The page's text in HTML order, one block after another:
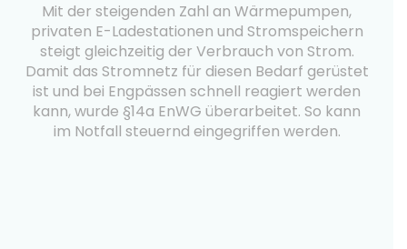
Mit der steigenden Zahl an Wärmepumpen,
privaten E-Ladestationen und Stromspeichern
steigt gleichzeitig der Verbrauch von Strom.
Damit das Stromnetz für diesen Bedarf gerüstet
ist und bei Engpässen schnell reagiert werden
kann, wurde §14a EnWG überarbeitet. So kann
im Notfall steuernd eingegriffen werden.